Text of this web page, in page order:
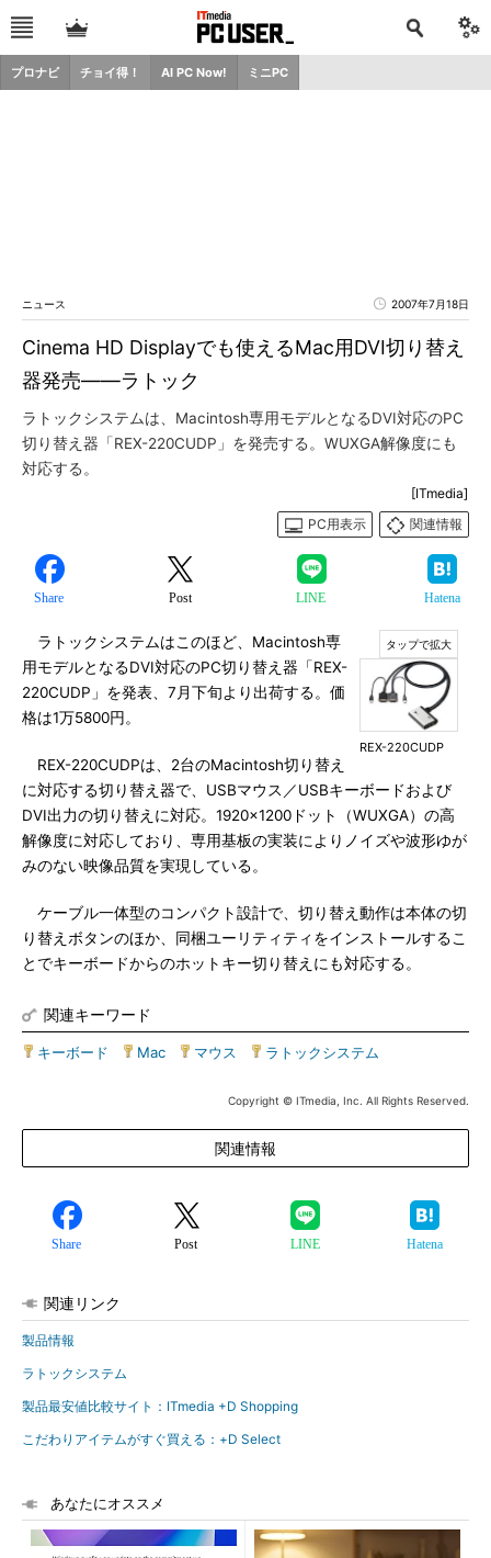
プロナビ チョイ得！ AI PC Now! ミニPC
ニュース 2007年7月18日
Cinema HD Displayでも使えるMac用DVI切り替え
器発売――ラトック
ラトックシステムは、Macintosh専用モデルとなるDVI対応のPC
切り替え器「REX-220CUDP」を発売する。WUXGA解像度にも
対応する。
[ITmedia]
PC用表示
関連情報
Share Post LINE Hatena
REX-220CUDP
ラトックシステムはこのほど、Macintosh専
用モデルとなるDVI対応のPC切り替え器「REX-
220CUDP」を発表、7月下旬より出荷する。価
格は1万5800円。
REX-220CUDPは、2台のMacintosh切り替え
に対応する切り替え器で、USBマウス／USBキーボードおよび
DVI出力の切り替えに対応。1920×1200ドット（WUXGA）の高
解像度に対応しており、専用基板の実装によりノイズや波形ゆが
みのない映像品質を実現している。
ケーブル一体型のコンパクト設計で、切り替え動作は本体の切
り替えボタンのほか、同梱ユーリティティをインストールするこ
とでキーボードからのホットキー切り替えにも対応する。
関連キーワード
キーボード Mac マウス ラトックシステム
Copyright © ITmedia, Inc. All Rights Reserved.
関連情報
Share Post LINE Hatena
関連リンク
製品情報
ラトックシステム
製品最安値比較サイト：ITmedia +D Shopping
こだわりアイテムがすぐ買える：+D Select
あなたにオススメ